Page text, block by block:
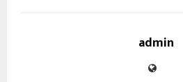
admin